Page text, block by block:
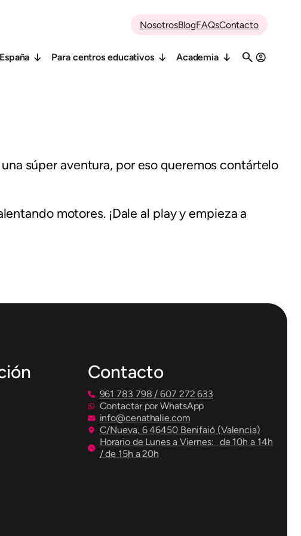
NosotrosBlogFAQsContacto
Para centros educativos Academia
súper aventura, por eso queremos contártelo
motores. ¡Dale al play y empieza a
Contacto
961 783 798 / 607 272 633
Contactar por WhatsApp
info@cenathalie.com
C/Nueva, 6 46450 Benifaió (Valencia)
Horario de Lunes a Viernes: de 10h a 14h
/ de 15h a 20h